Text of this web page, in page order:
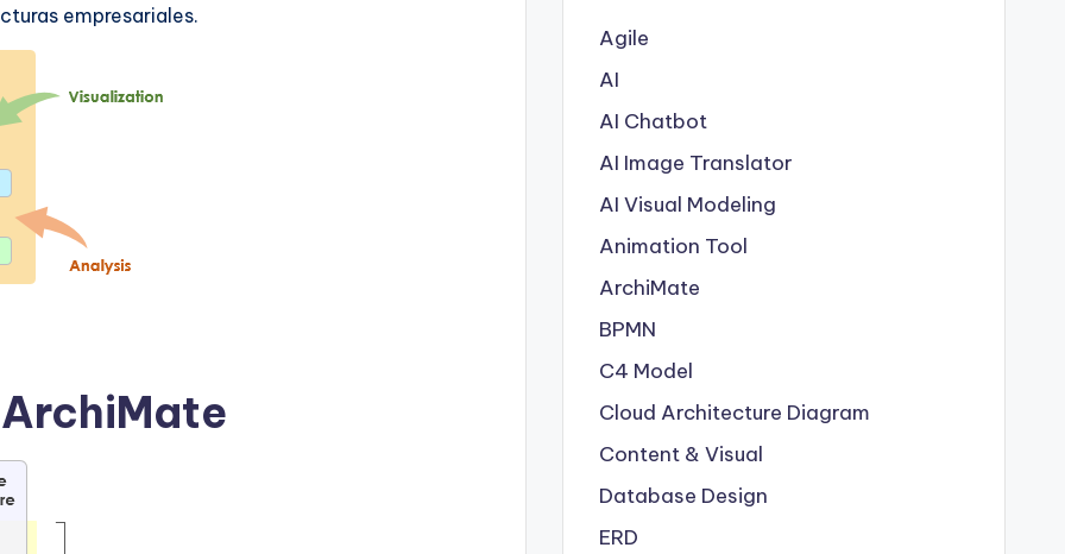
empresariales.
Agile
AI
AI Chatbot
AI Image Translator
AI Visual Modeling
Animation Tool
ArchiMate
BPMN
C4 Model
Cloud Architecture Diagram
Content & Visual
Database Design
ERD